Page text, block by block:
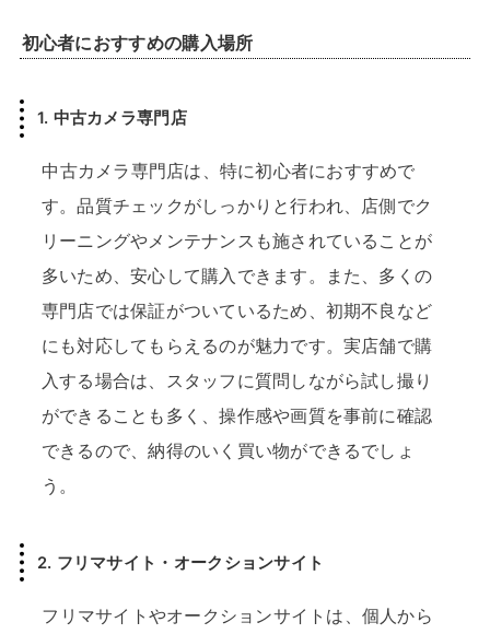
初心者におすすめの購入場所
1. 中古カメラ専門店
中古カメラ専門店は、特に初心者におすすめで
す。品質チェックがしっかりと行われ、店側でク
リーニングやメンテナンスも施されていることが
多いため、安心して購入できます。また、多くの
専門店では保証がついているため、初期不良など
にも対応してもらえるのが魅力です。実店舗で購
入する場合は、スタッフに質問しながら試し撮り
ができることも多く、操作感や画質を事前に確認
できるので、納得のいく買い物ができるでしょ
う。
2. フリマサイト・オークションサイト
フリマサイトやオークションサイトは、個人から